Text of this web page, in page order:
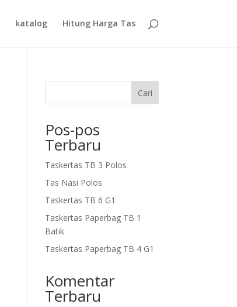
katalog Hitung Harga Tas
Cari
Pos-pos
Terbaru
Taskertas TB 3 Polos
Tas Nasi Polos
Taskertas TB 6 G1
Taskertas Paperbag TB 1
Batik
Taskertas Paperbag TB 4 G1
Komentar
Terbaru